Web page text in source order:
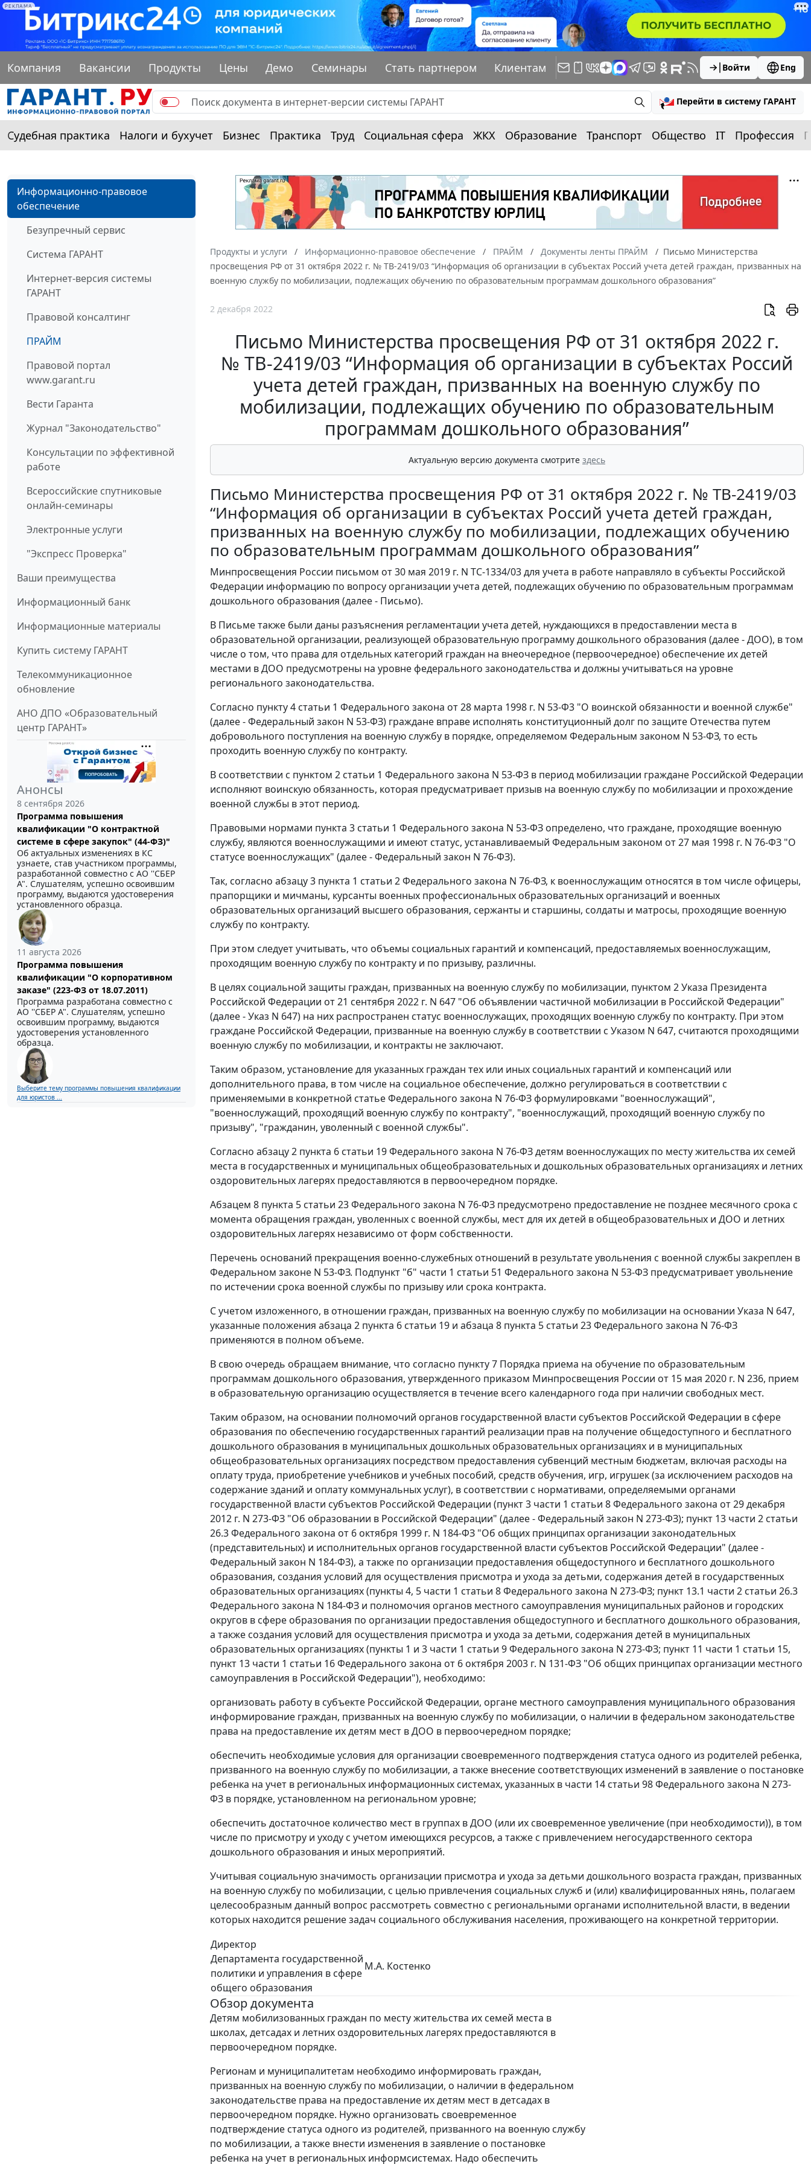
РЕКЛАМА
Компания Вакансии Продукты Цены Демо Семинары Стать партнером Клиентам Войти Eng
Перейти в систему ГАРАНТ
Судебная практика Налоги и бухучет Бизнес Практика Труд Социальная сфера ЖКХ Образование Транспорт Общество IT Профессия
Информационно-правовое
обеспечение
Безупречный сервис
Система ГАРАНТ
Интернет-версия системы
ГАРАНТ
Правовой консалтинг
ПРАЙМ
Правовой портал
www.garant.ru
Вести Гаранта
Журнал "Законодательство"
Консультации по эффективной
работе
Всероссийские спутниковые
онлайн-семинары
Электронные услуги
"Экспресс Проверка"
Ваши преимущества
Информационный банк
Информационные материалы
Купить систему ГАРАНТ
Телекоммуникационное
обновление
АНО ДПО «Образовательный
центр ГАРАНТ»
Анонсы
8 сентября 2026
Программа повышения
квалификации "О контрактной
системе в сфере закупок" (44-ФЗ)"
Об актуальных изменениях в КС
узнаете, став участником программы,
разработанной совместно с АО ''СБЕР
А". Слушателям, успешно освоившим
программу, выдаются удостоверения
установленного образца.
11 августа 2026
Программа повышения
квалификации "О корпоративном
заказе" (223-ФЗ от 18.07.2011)
Программа разработана совместно с
АО ''СБЕР А". Слушателям, успешно
освоившим программу, выдаются
удостоверения установленного
образца.
Выберите тему программы повышения квалификации
для юристов ...
Продукты и услуги Информационно-правовое обеспечение ПРАЙМ Документы ленты ПРАЙМ
Письмо Министерства
просвещения РФ от 31 октября 2022 г. № ТВ-2419/03 “Информация об организации в субъектах Россий учета детей граждан, призванных на
военную службу по мобилизации, подлежащих обучению по образовательным программам дошкольного образования”
2 декабря 2022
Письмо Министерства просвещения РФ от 31 октября 2022 г.
№ ТВ-2419/03 “Информация об организации в субъектах Россий
учета детей граждан, призванных на военную службу по
мобилизации, подлежащих обучению по образовательным
программам дошкольного образования”
Актуальную версию документа смотрите здесь
Письмо Министерства просвещения РФ от 31 октября 2022 г. № ТВ-2419/03
“Информация об организации в субъектах Россий учета детей граждан,
призванных на военную службу по мобилизации, подлежащих обучению
по образовательным программам дошкольного образования”
Минпросвещения России письмом от 30 мая 2019 г. N ТС-1334/03 для учета в работе направляло в субъекты Российской
Федерации информацию по вопросу организации учета детей, подлежащих обучению по образовательным программам
дошкольного образования (далее - Письмо).
В Письме также были даны разъяснения регламентации учета детей, нуждающихся в предоставлении места в
образовательной организации, реализующей образовательную программу дошкольного образования (далее - ДОО), в том
числе о том, что права для отдельных категорий граждан на внеочередное (первоочередное) обеспечение их детей
местами в ДОО предусмотрены на уровне федерального законодательства и должны учитываться на уровне
регионального законодательства.
Согласно пункту 4 статьи 1 Федерального закона от 28 марта 1998 г. N 53-Ф3 "О воинской обязанности и военной службе"
(далее - Федеральный закон N 53-ФЗ) граждане вправе исполнять конституционный долг по защите Отечества путем
добровольного поступления на военную службу в порядке, определяемом Федеральным законом N 53-ФЗ, то есть
проходить военную службу по контракту.
В соответствии с пунктом 2 статьи 1 Федерального закона N 53-ФЗ в период мобилизации граждане Российской Федерации
исполняют воинскую обязанность, которая предусматривает призыв на военную службу по мобилизации и прохождение
военной службы в этот период.
Правовыми нормами пункта 3 статьи 1 Федерального закона N 53-ФЗ определено, что граждане, проходящие военную
службу, являются военнослужащими и имеют статус, устанавливаемый Федеральным законом от 27 мая 1998 г. N 76-ФЗ "О
статусе военнослужащих" (далее - Федеральный закон N 76-ФЗ).
Так, согласно абзацу 3 пункта 1 статьи 2 Федерального закона N 76-ФЗ, к военнослужащим относятся в том числе офицеры,
прапорщики и мичманы, курсанты военных профессиональных образовательных организаций и военных
образовательных организаций высшего образования, сержанты и старшины, солдаты и матросы, проходящие военную
службу по контракту.
При этом следует учитывать, что объемы социальных гарантий и компенсаций, предоставляемых военнослужащим,
проходящим военную службу по контракту и по призыву, различны.
В целях социальной защиты граждан, призванных на военную службу по мобилизации, пунктом 2 Указа Президента
Российской Федерации от 21 сентября 2022 г. N 647 "Об объявлении частичной мобилизации в Российской Федерации"
(далее - Указ N 647) на них распространен статус военнослужащих, проходящих военную службу по контракту. При этом
граждане Российской Федерации, призванные на военную службу в соответствии с Указом N 647, считаются проходящими
военную службу по мобилизации, и контракты не заключают.
Таким образом, установление для указанных граждан тех или иных социальных гарантий и компенсаций или
дополнительного права, в том числе на социальное обеспечение, должно регулироваться в соответствии с
применяемыми в конкретной статье Федерального закона N 76-ФЗ формулировками "военнослужащий",
"военнослужащий, проходящий военную службу по контракту", "военнослужащий, проходящий военную службу по
призыву", "гражданин, уволенный с военной службы".
Согласно абзацу 2 пункта 6 статьи 19 Федерального закона N 76-ФЗ детям военнослужащих по месту жительства их семей
места в государственных и муниципальных общеобразовательных и дошкольных образовательных организациях и летних
оздоровительных лагерях предоставляются в первоочередном порядке.
Абзацем 8 пункта 5 статьи 23 Федерального закона N 76-ФЗ предусмотрено предоставление не позднее месячного срока с
момента обращения граждан, уволенных с военной службы, мест для их детей в общеобразовательных и ДОО и летних
оздоровительных лагерях независимо от форм собственности.
Перечень оснований прекращения военно-служебных отношений в результате увольнения с военной службы закреплен в
Федеральном законе N 53-ФЗ. Подпункт "б" части 1 статьи 51 Федерального закона N 53-ФЗ предусматривает увольнение
по истечении срока военной службы по призыву или срока контракта.
С учетом изложенного, в отношении граждан, призванных на военную службу по мобилизации на основании Указа N 647,
указанные положения абзаца 2 пункта 6 статьи 19 и абзаца 8 пункта 5 статьи 23 Федерального закона N 76-ФЗ
применяются в полном объеме.
В свою очередь обращаем внимание, что согласно пункту 7 Порядка приема на обучение по образовательным
программам дошкольного образования, утвержденного приказом Минпросвещения России от 15 мая 2020 г. N 236, прием
в образовательную организацию осуществляется в течение всего календарного года при наличии свободных мест.
Таким образом, на основании полномочий органов государственной власти субъектов Российской Федерации в сфере
образования по обеспечению государственных гарантий реализации прав на получение общедоступного и бесплатного
дошкольного образования в муниципальных дошкольных образовательных организациях и в муниципальных
общеобразовательных организациях посредством предоставления субвенций местным бюджетам, включая расходы на
оплату труда, приобретение учебников и учебных пособий, средств обучения, игр, игрушек (за исключением расходов на
содержание зданий и оплату коммунальных услуг), в соответствии с нормативами, определяемыми органами
государственной власти субъектов Российской Федерации (пункт 3 части 1 статьи 8 Федерального закона от 29 декабря
2012 г. N 273-ФЗ "Об образовании в Российской Федерации" (далее - Федеральный закон N 273-ФЗ); пункт 13 части 2 статьи
26.3 Федерального закона от 6 октября 1999 г. N 184-ФЗ "Об общих принципах организации законодательных
(представительных) и исполнительных органов государственной власти субъектов Российской Федерации" (далее -
Федеральный закон N 184-ФЗ), а также по организации предоставления общедоступного и бесплатного дошкольного
образования, создания условий для осуществления присмотра и ухода за детьми, содержания детей в государственных
образовательных организациях (пункты 4, 5 части 1 статьи 8 Федерального закона N 273-ФЗ; пункт 13.1 части 2 статьи 26.3
Федерального закона N 184-ФЗ и полномочия органов местного самоуправления муниципальных районов и городских
округов в сфере образования по организации предоставления общедоступного и бесплатного дошкольного образования,
а также создания условий для осуществления присмотра и ухода за детьми, содержания детей в муниципальных
образовательных организациях (пункты 1 и 3 части 1 статьи 9 Федерального закона N 273-ФЗ; пункт 11 части 1 статьи 15,
пункт 13 части 1 статьи 16 Федерального закона от 6 октября 2003 г. N 131-ФЗ "Об общих принципах организации местного
самоуправления в Российской Федерации"), необходимо:
организовать работу в субъекте Российской Федерации, органе местного самоуправления муниципального образования
информирование граждан, призванных на военную службу по мобилизации, о наличии в федеральном законодательстве
права на предоставление их детям мест в ДОО в первоочередном порядке;
обеспечить необходимые условия для организации своевременного подтверждения статуса одного из родителей ребенка,
призванного на военную службу по мобилизации, а также внесение соответствующих изменений в заявление о постановке
ребенка на учет в региональных информационных системах, указанных в части 14 статьи 98 Федерального закона N 273-
ФЗ в порядке, установленном на региональном уровне;
обеспечить достаточное количество мест в группах в ДОО (или их своевременное увеличение (при необходимости)), в том
числе по присмотру и уходу с учетом имеющихся ресурсов, а также с привлечением негосударственного сектора
дошкольного образования и иных мероприятий.
Учитывая социальную значимость организации присмотра и ухода за детьми дошкольного возраста граждан, призванных
на военную службу по мобилизации, с целью привлечения социальных служб и (или) квалифицированных нянь, полагаем
целесообразным данный вопрос рассмотреть совместно с региональными органами исполнительной власти, в ведении
которых находится решение задач социального обслуживания населения, проживающего на конкретной территории.
Директор
Департамента государственной
политики и управления в сфере
общего образования
М.А. Костенко
Обзор документа
Детям мобилизованных граждан по месту жительства их семей места в
школах, детсадах и летних оздоровительных лагерях предоставляются в
первоочередном порядке.
Регионам и муниципалитетам необходимо информировать граждан,
призванных на военную службу по мобилизации, о наличии в федеральном
законодательстве права на предоставление их детям мест в детсадах в
первоочередном порядке. Нужно организовать своевременное
подтверждение статуса одного из родителей, призванного на военную службу
по мобилизации, а также внести изменения в заявление о постановке
ребенка на учет в региональных информсистемах. Надо обеспечить